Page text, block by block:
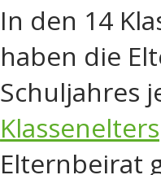
In den 14
haben die
Schuljahres
Elternbeirat